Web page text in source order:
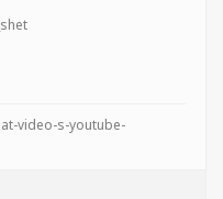
video-s-youtube-